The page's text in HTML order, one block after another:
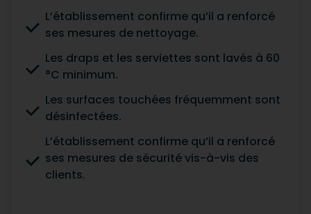
L’établissement confirme qu’il a renforcé
ses mesures de nettoyage.
Les draps et les serviettes sont lavés à 60
°C minimum.
Les surfaces touchées fréquemment sont
désinfectées.
L’établissement confirme qu’il a renforcé
ses mesures de sécurité vis-à-vis des
clients.